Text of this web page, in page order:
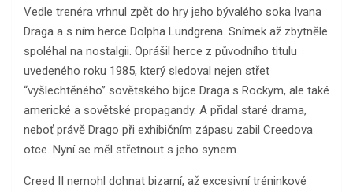
Vedle trenéra vrhnul zpět do hry jeho bývalého soka Ivana
Draga a s ním herce Dolpha Lundgrena. Snímek až zbytněle
spoléhal na nostalgii. Oprášil herce z původního titulu
uvedeného roku 1985, který sledoval nejen střet
“vyšlechtěného” sovětského bijce Draga s Rockym, ale také
americké a sovětské propagandy. A přidal staré drama,
neboť právě Drago při exhibičním zápasu zabil Creedova
otce. Nyní se měl střetnout s jeho synem.
Creed II nemohl dohnat bizarní, až excesivní tréninkové